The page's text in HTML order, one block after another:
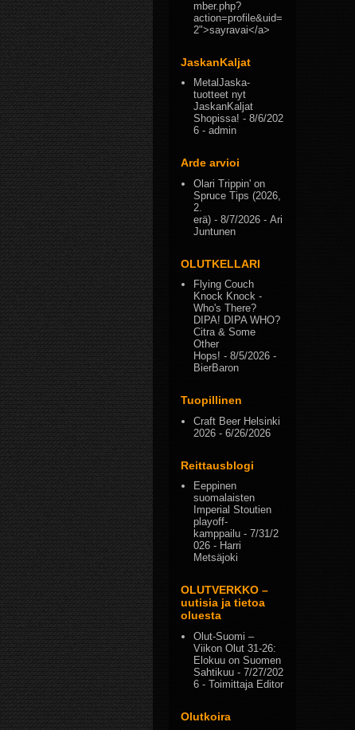
mber.php?
action=profile&uid=
2">sayravai</a>
JaskanKaljat
MetalJaska-
tuotteet nyt
JaskanKaljat
Shopissa! - 8/6/202
6 - admin
Arde arvioi
Olari Trippin' on
Spruce Tips (2026,
2.
erä) - 8/7/2026 - Ari
Juntunen
OLUTKELLARI
Flying Couch
Knock Knock -
Who's There?
DIPA! DIPA WHO?
Citra & Some
Other
Hops! - 8/5/2026 -
BierBaron
Tuopillinen
Craft Beer Helsinki
2026 - 6/26/2026
Reittausblogi
Eeppinen
suomalaisten
Imperial Stoutien
playoff-
kamppailu - 7/31/2
026 - Harri
Metsäjoki
OLUTVERKKO –
uutisia ja tietoa
oluesta
Olut-Suomi –
Viikon Olut 31-26:
Elokuu on Suomen
Sahtikuu - 7/27/202
6 - Toimittaja Editor
Olutkoira